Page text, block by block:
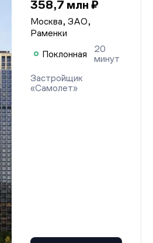
358,7 млн ₽
Москва, ЗАО,
Раменки
Поклонная
20
минут
Застройщик
«Самолет»